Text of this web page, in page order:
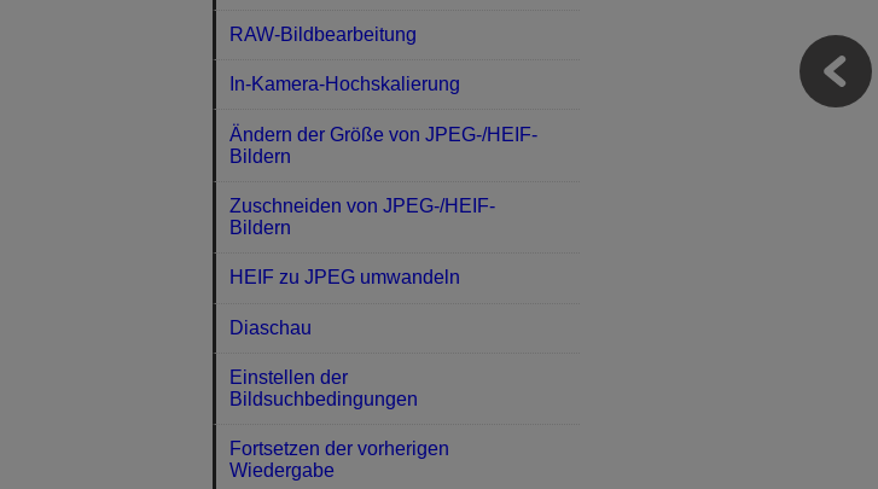
RAW-Bildbearbeitung
In-Kamera-Hochskalierung
Ändern der Größe von JPEG-/HEIF-
Bildern
Zuschneiden von JPEG-/HEIF-
Bildern
HEIF zu JPEG umwandeln
Diaschau
Einstellen der
Bildsuchbedingungen
Fortsetzen der vorherigen
Wiedergabe